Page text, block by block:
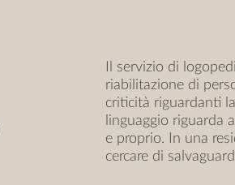
Il servizio di
riabilitazione di
criticità riguardanti
linguaggio riguarda
e proprio. In una
cercare di